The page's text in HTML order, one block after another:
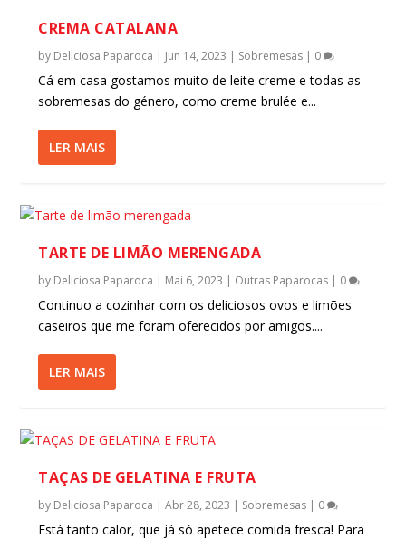
CREMA CATALANA
by Deliciosa Paparoca | Jun 14, 2023 | Sobremesas | 0
Cá em casa gostamos muito de leite creme e todas as
sobremesas do género, como creme brulée e...
LER MAIS
TARTE DE LIMÃO MERENGADA
by Deliciosa Paparoca | Mai 6, 2023 | Outras Paparocas | 0
Continuo a cozinhar com os deliciosos ovos e limões
caseiros que me foram oferecidos por amigos....
LER MAIS
TAÇAS DE GELATINA E FRUTA
by Deliciosa Paparoca |Abr 28, 2023 | Sobremesas | 0
Está tanto calor, que já só apetece comida fresca! Para